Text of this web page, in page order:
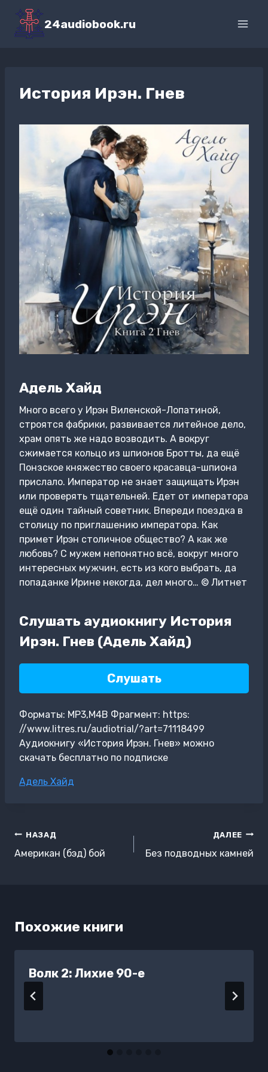
Перейти
содержимому
24audiobook.ru
История Ирэн. Гнев
Адель Хайд
Много всего у Ирэн Виленской-Лопатиной,
строятся фабрики, развивается литейное дело,
храм опять же надо возводить. А вокруг
сжимается кольцо из шпионов Бротты, да ещё
Понзское княжество своего красавца-шпиона
прислало. Император не знает защищать Ирэн
или проверять тщательней. Едет от императора
ещё один тайный советник. Впереди поездка в
столицу по приглашению императора. Как
примет Ирэн столичное общество? А как же
любовь? С мужем непонятно всё, вокруг много
интересных мужчин, есть из кого выбрать, да
попаданке Ирине некогда, дел много… © Литнет
Слушать аудиокнигу История
Ирэн. Гнев (Адель Хайд)
Слушать
Форматы: MP3,M4B Фрагмент: https:
//www.litres.ru/audiotrial/?art=71118499
Аудиокнигу «История Ирэн. Гнев» можно
скачать бесплатно по подписке
Метки
Адель Хайд
Навигация
по
НАЗАД
Американ (бэд) бой
ДАЛЕЕ
Без подводных камней
Похожие книги
Волк 2: Лихие 90-е